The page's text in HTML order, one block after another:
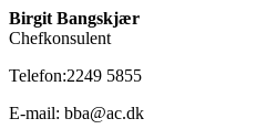
Birgit Bangskjær
Chefkonsulent
Telefon:2249 5855
E-mail: bba@ac.dk